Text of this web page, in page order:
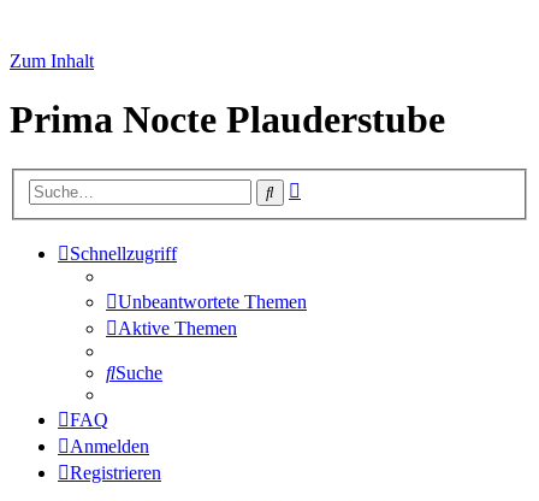
Zum Inhalt
Prima Nocte Plauderstube
Suche
Schnellzugriff
Unbeantwortete Themen
Aktive Themen
Suche
FAQ
Anmelden
Registrieren